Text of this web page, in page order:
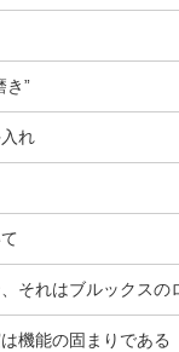
き”
れ
それはブルックスの
機能の固まりである